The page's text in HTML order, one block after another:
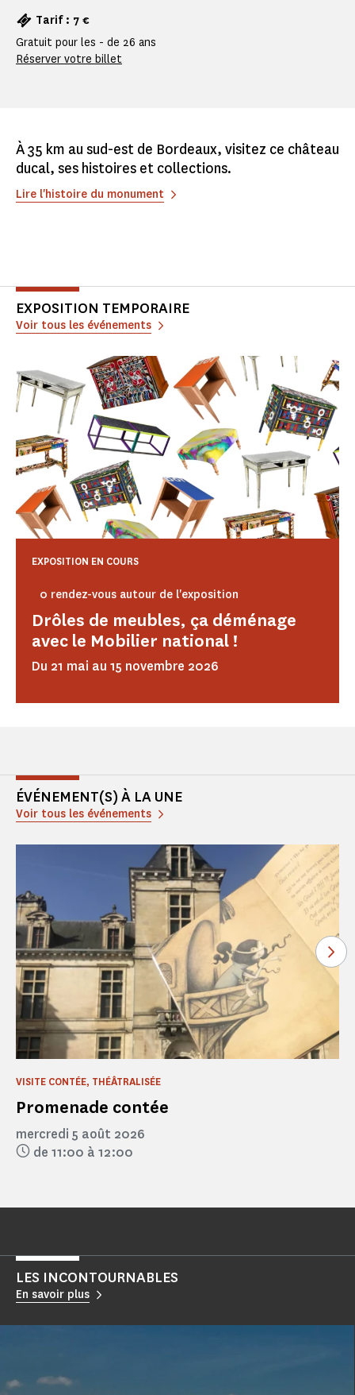
Tarif : 7 €
Gratuit pour les - de 26 ans
Réserver votre billet
À 35 km au sud-est de Bordeaux, visitez ce château
ducal, ses histoires et collections.
Lire l'histoire du monument
EXPOSITION TEMPORAIRE
Voir tous les événements
Drôles de meubles, ça déménage
avec le Mobilier national !
0 rendez-vous autour de l'exposition
Du 21 mai au 15 novembre 2026
EXPOSITION EN COURS
ÉVÉNEMENT(S) À LA UNE
Voir tous les événements
Promenade contée
VISITE CONTÉE, THÉÂTRALISÉE
mercredi 5 août 2026
de 11:00 à 12:00
LES INCONTOURNABLES
En savoir plus